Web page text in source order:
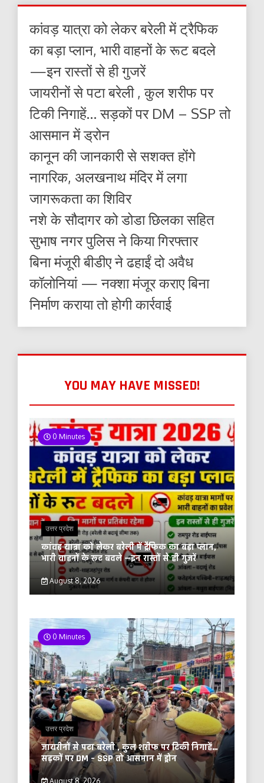
कांवड़ यात्रा को लेकर बरेली में ट्रैफिक
का बड़ा प्लान, भारी वाहनों के रूट बदले
—इन रास्तों से ही गुजरें
जायरीनों से पटा बरेली , कुल शरीफ पर
टिकी निगाहें… सड़कों पर DM – SSP तो
आसमान में ड्रोन
कानून की जानकारी से सशक्त होंगे
नागरिक, अलखनाथ मंदिर में लगा
जागरूकता का शिविर
नशे के सौदागर को डोडा छिलका सहित
सुभाष नगर पुलिस ने किया गिरफ्तार
बिना मंजूरी बीडीए ने ढहाईं दो अवैध
कॉलोनियां — नक्शा मंजूर कराए बिना
निर्माण कराया तो होगी कार्रवाई
YOU MAY HAVE MISSED!
0 Minutes
उत्तर प्रदेश
कांवड़ यात्रा को लेकर बरेली में ट्रैफिक का बड़ा प्लान,
भारी वाहनों के रूट बदले —इन रास्तों से ही गुजरें
August 8, 2026
0 Minutes
उत्तर प्रदेश
जायरीनों से पटा बरेली , कुल शरीफ पर टिकी निगाहें…
सड़कों पर DM – SSP तो आसमान में ड्रोन
August 8, 2026